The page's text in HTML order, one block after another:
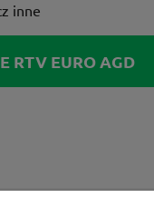
inne
RTV EURO AGD